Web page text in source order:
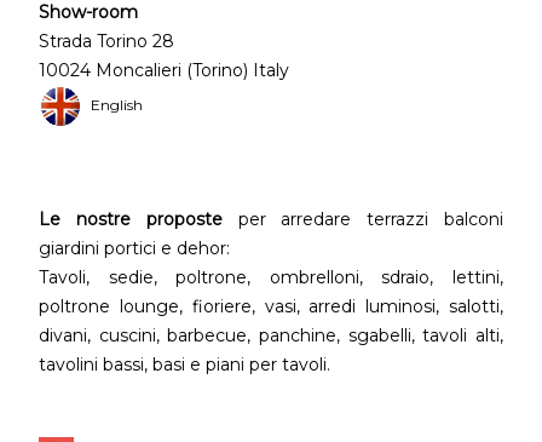
Show-room
Strada Torino 28
10024 Moncalieri (Torino) Italy
English
Le nostre proposteper arredare terrazzi balconi
giardini portici e dehor:
Tavoli, sedie, poltrone, ombrelloni, sdraio, lettini,
poltrone lounge, fioriere, vasi, arredi luminosi, salotti,
divani, cuscini, barbecue, panchine, sgabelli, tavoli alti,
tavolini bassi, basi e piani per tavoli.